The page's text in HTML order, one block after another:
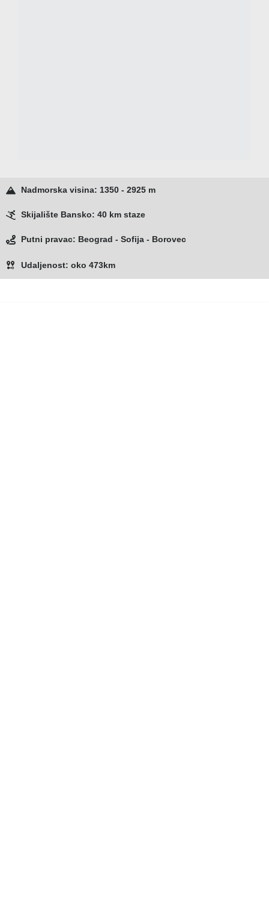
Nadmorska visina: 1350 - 2925 m
Skijalište Bansko: 40 km staze
Putni pravac: Beograd - Sofija - Borovec
Udaljenost: oko 473km